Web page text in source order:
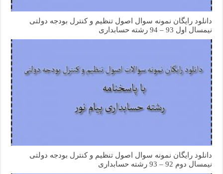
دانلود رایگان نمونه سوال اصول تنظیم و کنترل بودجه دولتی
نیمسال اول 93 – 94 رشته حسابداری
دانلود رایگان نمونه سوال اصول تنظیم و کنترل بودجه دولتی
نیمسال دوم 92 – 93 رشته حسابداری